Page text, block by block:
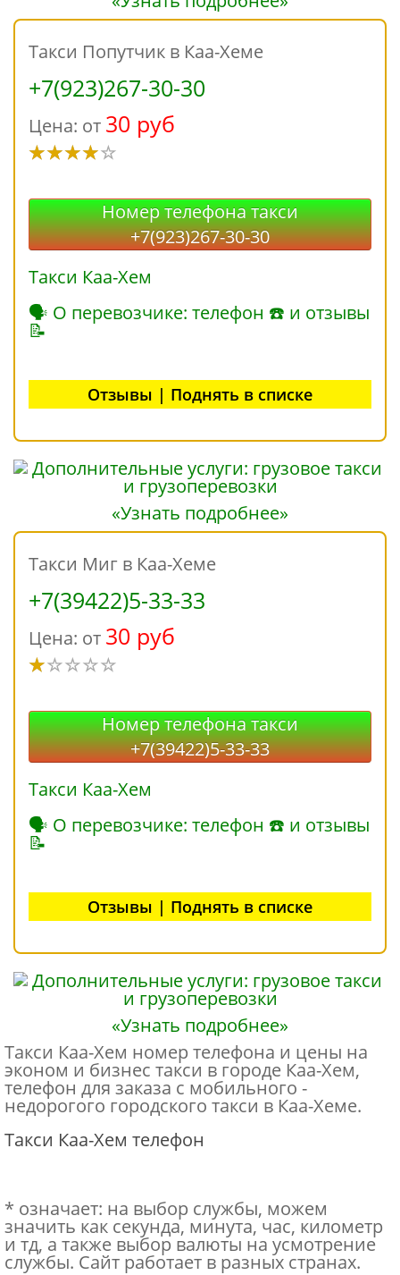
Такси Попутчик в Каа-Хеме
+7(923)267-30-30
Цена: от 30 руб
Номер телефона такси
+7(923)267-30-30
Такси Каа-Хем
🗣 О перевозчике: телефон ☎ и отзывы
📝
Отзывы | Поднять в списке
«Узнать подробнее»
Такси Миг в Каа-Хеме
+7(39422)5-33-33
Цена: от 30 руб
Номер телефона такси
+7(39422)5-33-33
Такси Каа-Хем
🗣 О перевозчике: телефон ☎ и отзывы
📝
Отзывы | Поднять в списке
«Узнать подробнее»
Такси Каа-Хем номер телефона и цены на
эконом и бизнес такси в городе Каа-Хем,
телефон для заказа с мобильного -
недорогого городского такси в Каа-Хеме.
Такси Каа-Хем телефон
* означает: на выбор службы, можем
значить как секунда, минута, час, километр
и тд, а также выбор валюты на усмотрение
службы. Сайт работает в разных странах.